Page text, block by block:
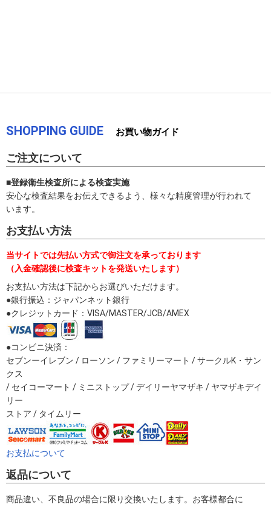
SHOPPING GUIDE お買い物ガイド
ご注文について
■登録衛生検査所による検査実施
安心な検査結果をお伝えできるよう、様々な精度管理が行われて
います。
お支払い方法
当サイトでは先払い方式で御注文を承っております
（入金確認後に検査キットを発送いたします）
お支払い方法は下記からお選びいただけます。
●銀行振込：ジャパンネット銀行
●クレジットカード：VISA/MASTER/JCB/AMEX
●コンビニ決済：
セブンーイレブン / ローソン / ファミリーマート / サークルK・サン
クス
/ セイコーマート / ミニストップ / デイリーヤマザキ / ヤマザキデイ
リー
ストア / タイムリー
お支払について
返品について
商品違い、不良品の場合に限り交換いたします。お客様都合に